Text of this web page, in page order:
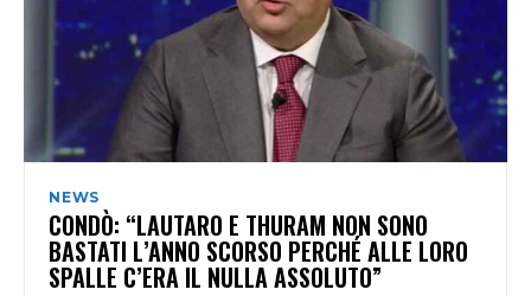
NEWS
CONDÒ: “LAUTARO E THURAM NON SONO
BASTATI L’ANNO SCORSO PERCHÉ ALLE LORO
SPALLE C’ERA IL NULLA ASSOLUTO”